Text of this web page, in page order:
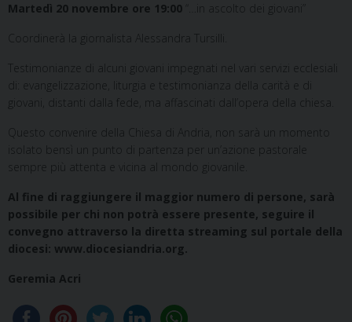
Martedì 20 novembre ore 19:00 “…in ascolto dei giovani”
Coordinerà la giornalista Alessandra Tursilli.
Testimonianze di alcuni giovani impegnati nel vari servizi ecclesiali
di: evangelizzazione, liturgia e testimonianza della carità e di
giovani, distanti dalla fede, ma affascinati dall’opera della chiesa.
Questo convenire della Chiesa di Andria, non sarà un momento
isolato bensì un punto di partenza per un’azione pastorale
sempre più attenta e vicina al mondo giovanile.
Al fine di raggiungere il maggior numero di persone, sarà
possibile per chi non potrà essere presente, seguire il
convegno attraverso la diretta streaming sul portale della
diocesi: www.diocesiandria.org.
Geremia Acri